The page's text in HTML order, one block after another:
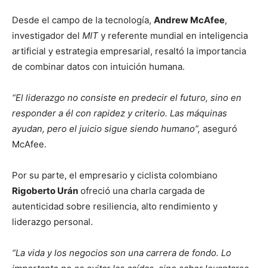
Desde el campo de la tecnología, Andrew McAfee,
investigador del MIT y referente mundial en inteligencia
artificial y estrategia empresarial, resaltó la importancia
de combinar datos con intuición humana.
“El liderazgo no consiste en predecir el futuro, sino en
responder a él con rapidez y criterio. Las máquinas
ayudan, pero el juicio sigue siendo humano”, aseguró
McAfee.
Por su parte, el empresario y ciclista colombiano
Rigoberto Urán ofreció una charla cargada de
autenticidad sobre resiliencia, alto rendimiento y
liderazgo personal.
“La vida y los negocios son una carrera de fondo. Lo